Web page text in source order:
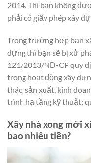
2014. Thì bạn không
phải có giấy phép xây
Trong trường hợp bạn
dựng thì bạn sẽ bị xử
121/2013/NĐ-CP quy
trong hoạt động xây
thác, sản xuất, kinh
trình hạ tầng kỹ thuật;
Xây nhà xong mới
bao nhiêu tiền?